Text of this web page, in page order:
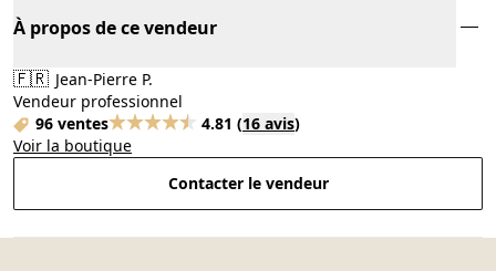
À propos de ce vendeur
🇫🇷 Jean-Pierre P.
Vendeur professionnel
96 ventes
4.81 (16 avis)
Voir la boutique
Contacter le vendeur